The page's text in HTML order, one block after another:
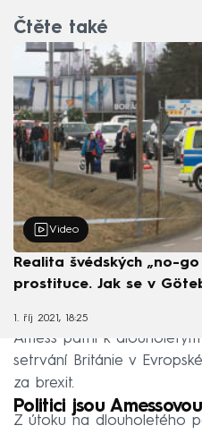
Čtěte také
Video
Realita švédských „no-
prostituce. Jak se v
1. říj 2021, 18:25
Amess patřil k
setrvání Británie v
za brexit.
Politici jsou
Z útoku na dlouholetého